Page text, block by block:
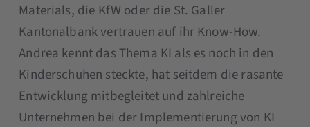
Materials, die KfW oder die St. Galler
Kantonalbank vertrauen auf ihr Know-How.
Andrea kennt das Thema KI als es noch in den
Kinderschuhen steckte, hat seitdem die rasante
Entwicklung mitbegleitet und zahlreiche
Unternehmen bei der Implementierung von KI